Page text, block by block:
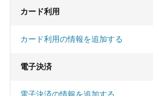
カード利用
カード利用の情報を追加する
電子決済